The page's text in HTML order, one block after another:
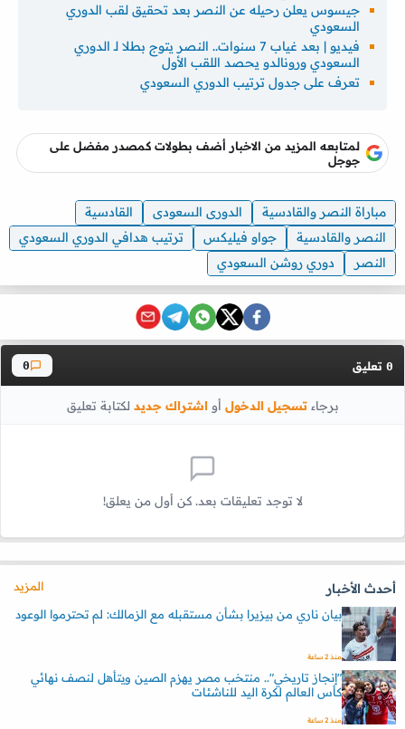
جيسوس يعلن رحيله عن النصر بعد تحقيق لقب الدوري
السعودي
فيديو | بعد غياب 7 سنوات.. النصر يتوج بطلا لـ الدوري
السعودي ورونالدو يحصد اللقب الأول
تعرف على جدول ترتيب الدوري السعودي
لمتابعه المزيد من الاخبار أضف بطولات كمصدر مفضل على
جوجل
مباراة النصر والقادسية الدورى السعودى
القادسية
النصر والقادسية
جواو فيليكس
ترتيب هدافي الدوري السعودي
النصر
دوري روشن السعودي
0 تعليق 0
برجاءتسجيل الدخول أواشتراك جديد لكتابة تعليق
لا توجد تعليقات بعد. كن أول من يعلق!
أحدث الأخبار
المزيد
بيان ناري من بيزيرا بشأن مستقبله مع الزمالك: لم تحترموا الوعود
منذ 2 ساعة
"إنجاز تاريخي".. منتخب مصر يهزم الصين ويتأهل لنصف نهائي
كأس العالم لكرة اليد للناشئات
منذ 2 ساعة